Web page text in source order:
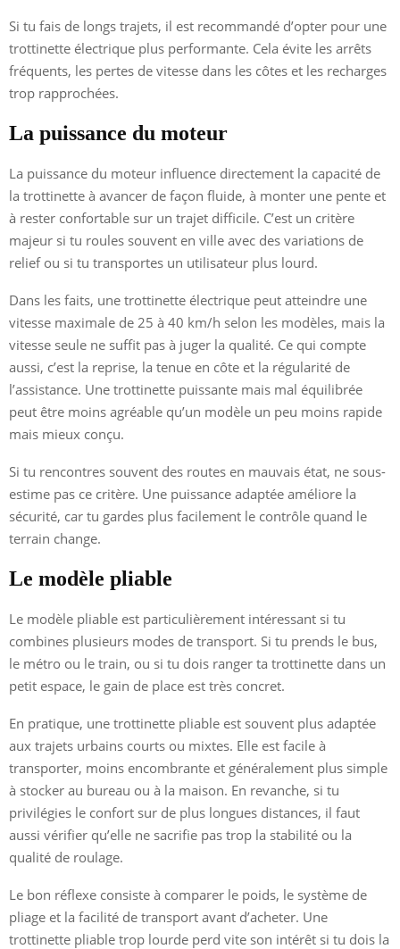
Si tu fais de longs trajets, il est recommandé d’opter pour une
trottinette électrique plus performante. Cela évite les arrêts
fréquents, les pertes de vitesse dans les côtes et les recharges
trop rapprochées.
La puissance du moteur
La puissance du moteur influence directement la capacité de
la trottinette à avancer de façon fluide, à monter une pente et
à rester confortable sur un trajet difficile. C’est un critère
majeur si tu roules souvent en ville avec des variations de
relief ou si tu transportes un utilisateur plus lourd.
Dans les faits, une trottinette électrique peut atteindre une
vitesse maximale de 25 à 40 km/h selon les modèles, mais la
vitesse seule ne suffit pas à juger la qualité. Ce qui compte
aussi, c’est la reprise, la tenue en côte et la régularité de
l’assistance. Une trottinette puissante mais mal équilibrée
peut être moins agréable qu’un modèle un peu moins rapide
mais mieux conçu.
Si tu rencontres souvent des routes en mauvais état, ne sous-
estime pas ce critère. Une puissance adaptée améliore la
sécurité, car tu gardes plus facilement le contrôle quand le
terrain change.
Le modèle pliable
Le modèle pliable est particulièrement intéressant si tu
combines plusieurs modes de transport. Si tu prends le bus,
le métro ou le train, ou si tu dois ranger ta trottinette dans un
petit espace, le gain de place est très concret.
En pratique, une trottinette pliable est souvent plus adaptée
aux trajets urbains courts ou mixtes. Elle est facile à
transporter, moins encombrante et généralement plus simple
à stocker au bureau ou à la maison. En revanche, si tu
privilégies le confort sur de plus longues distances, il faut
aussi vérifier qu’elle ne sacrifie pas trop la stabilité ou la
qualité de roulage.
Le bon réflexe consiste à comparer le poids, le système de
pliage et la facilité de transport avant d’acheter. Une
trottinette pliable trop lourde perd vite son intérêt si tu dois la